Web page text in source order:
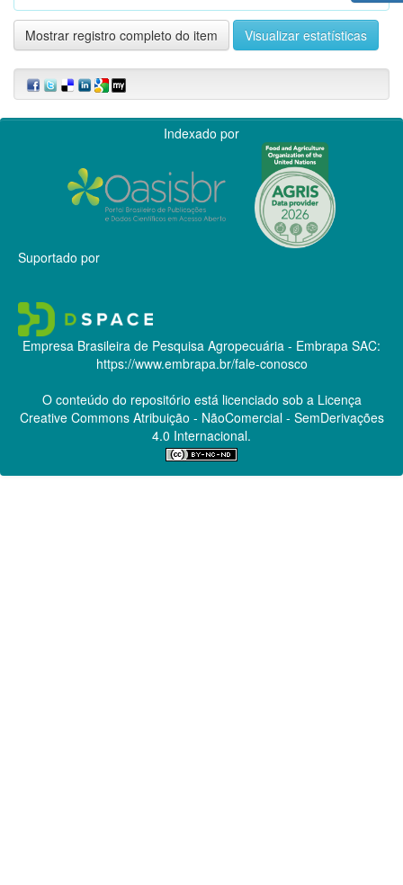
Mostrar registro completo do item Visualizar estatísticas
Indexado por
Suportado por
Empresa Brasileira de Pesquisa Agropecuária - Embrapa SAC:
https://www.embrapa.br/fale-conosco
O conteúdo do repositório está licenciado sob a Licença
Creative CommonsAtribuição - NãoComercial - SemDerivações
4.0 Internacional.